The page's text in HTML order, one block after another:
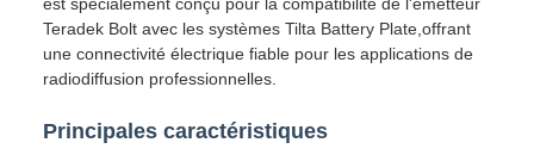
Teradek Bolt avec les systèmes Tilta Battery Plate,offrant
une connectivité électrique fiable pour les applications de
radiodiffusion professionnelles.
Principales caractéristiques